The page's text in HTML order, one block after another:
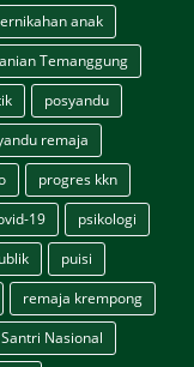
anak
Temanggung
posyandu
remaja
progres kkn
19
psikologi
puisi
remaja krempong
Santri Nasional